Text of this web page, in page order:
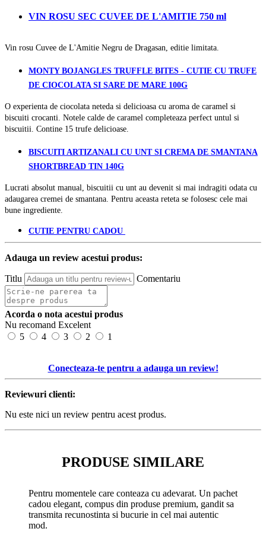
VIN ROSU SEC CUVEE DE L'AMITIE 750 ml
Vin rosu Cuvee de L'Amitie Negru de Dragasan, editie limitata.
MONTY BOJANGLES TRUFFLE BITES - CUTIE CU TRUFE
DE CIOCOLATA SI SARE DE MARE 100G
O experienta de ciocolata neteda si delicioasa cu aroma de caramel si
biscuiti crocanti. Notele calde de caramel completeaza perfect untul si
biscuitii. Contine 15 trufe delicioase.
BISCUITI ARTIZANALI CU UNT SI CREMA DE SMANTANA
SHORTBREAD TIN 140G
Lucrati absolut manual, biscuitii cu unt au devenit si mai indragiti odata cu
adaugarea cremei de smantana. Pentru aceasta reteta se folosesc cele mai
bune ingrediente.
CUTIE PENTRU CADOU
Adauga un review acestui produs:
Titlu Comentariu
Acorda o nota acestui produs
Nu recomand Excelent
5
4 3 2 1
Conecteaza-te pentru a adauga un review!
Reviewuri clienti:
Nu este nici un review pentru acest produs.
PRODUSE SIMILARE
Pentru momentele care conteaza cu adevarat. Un pachet
cadou elegant, compus din produse premium, gandit sa
transmita recunostinta si bucurie in cel mai autentic
mod.